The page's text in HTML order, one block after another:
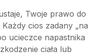
Twoje prawo do
cios zadany „na
ucieczce napastnika
ciała lub